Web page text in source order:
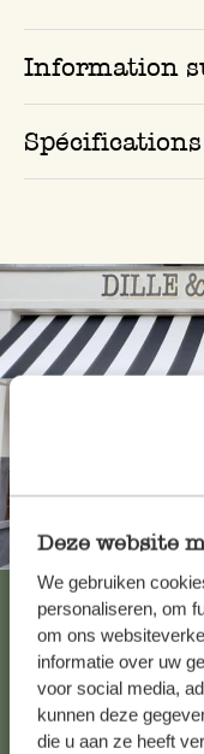
Deze website
We gebruiken
personaliseren, om
om ons
informatie over uw
voor social media,
kunnen deze
die u aan ze heeft
Information
Spécifications
Voir les 62
Service